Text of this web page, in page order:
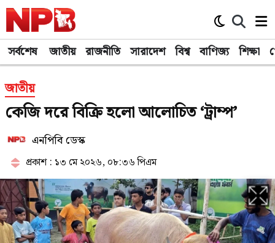
সর্বশেষ জাতীয় রাজনীতি সারাদেশ বিশ্ব বাণিজ্য শিক্ষা
জাতীয়
কেজি দরে বিক্রি হলো আলোচিত ‘ট্রাম্প’
এনপিবি ডেস্ক
প্রকাশ : ১৩ মে ২০২৬, ০৮:৩৬ পিএম